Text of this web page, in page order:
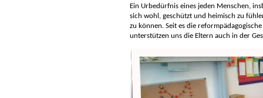
Ein Urbedürfnis eines jeden Menschen,
sich wohl, geschützt und heimisch zu
zu können. Seit es die
unterstützen uns die Eltern auch in der